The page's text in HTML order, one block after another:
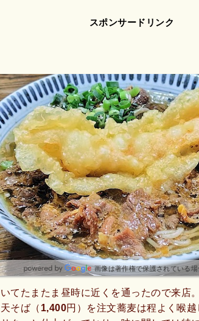
スポンサードリンク
画像は著作権で保護されている
てたまたま昼時に近くを通ったので来店
そば（1,400円）を注文蕎麦は程よく喉